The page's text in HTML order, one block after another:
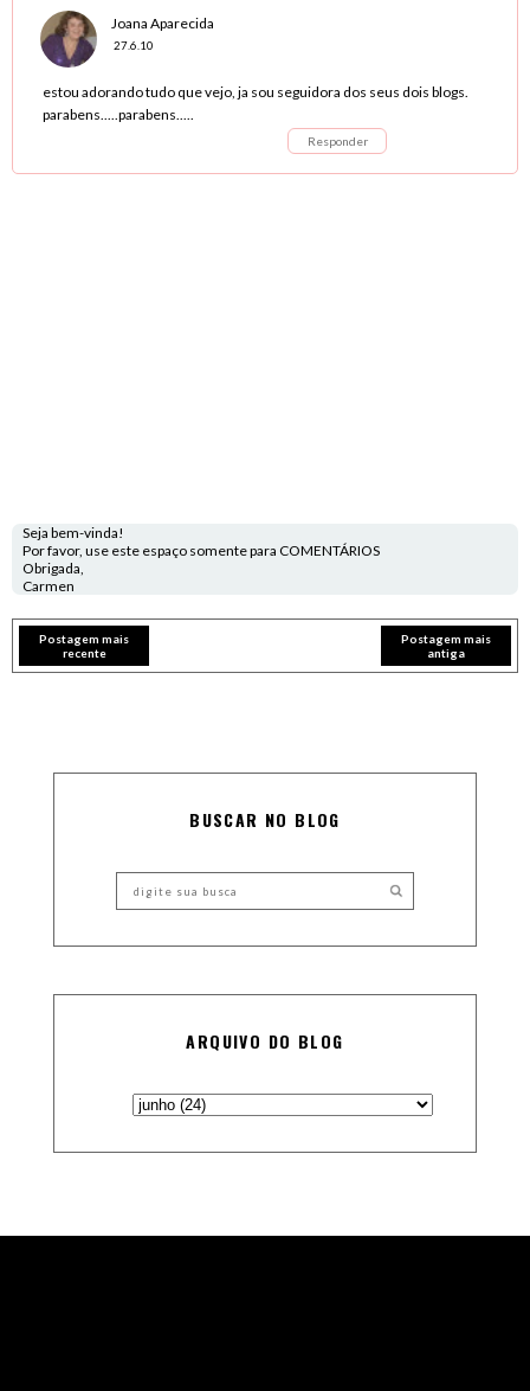
Joana Aparecida
27.6.10
estou adorando tudo que vejo, ja sou seguidora dos seus dois blogs.
parabens.....parabens.....
Responder
Seja bem-vinda!
Por favor, use este espaço somente para COMENTÁRIOS
Obrigada,
Carmen
Postagem mais
recente
Postagem mais
antiga
BUSCAR NO BLOG
ARQUIVO DO BLOG